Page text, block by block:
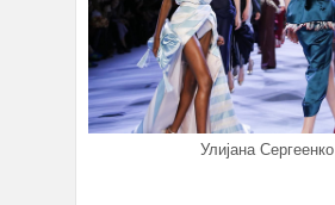
Улијана Сергеенко